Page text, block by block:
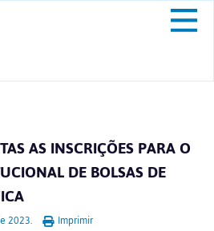
AS INSCRIÇÕES PARA O
DE BOLSAS DE
2023. Imprimir